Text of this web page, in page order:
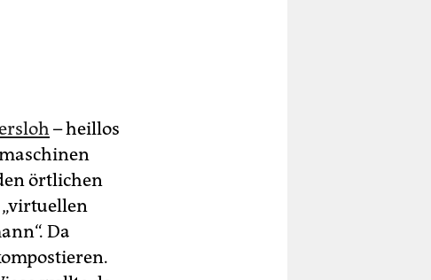
– heillos
örtlichen
„virtuellen
Da